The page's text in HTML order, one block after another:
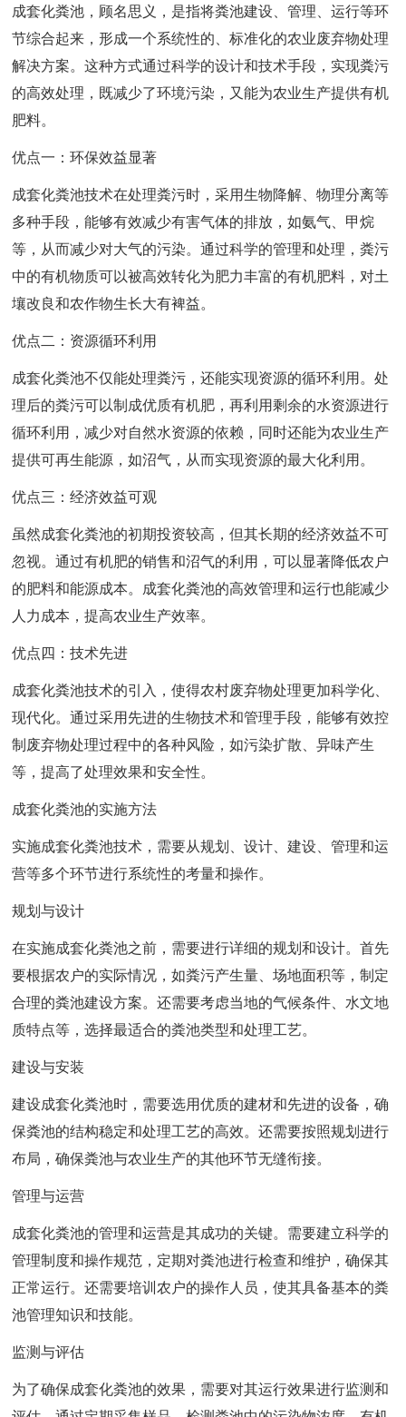
成套化粪池，顾名思义，是指将粪池建设、管理、运行等环
节综合起来，形成一个系统性的、标准化的农业废弃物处理
解决方案。这种方式通过科学的设计和技术手段，实现粪污
的高效处理，既减少了环境污染，又能为农业生产提供有机
肥料。
优点一：环保效益显著
成套化粪池技术在处理粪污时，采用生物降解、物理分离等
多种手段，能够有效减少有害气体的排放，如氨气、甲烷
等，从而减少对大气的污染。通过科学的管理和处理，粪污
中的有机物质可以被高效转化为肥力丰富的有机肥料，对土
壤改良和农作物生长大有裨益。
优点二：资源循环利用
成套化粪池不仅能处理粪污，还能实现资源的循环利用。处
理后的粪污可以制成优质有机肥，再利用剩余的水资源进行
循环利用，减少对自然水资源的依赖，同时还能为农业生产
提供可再生能源，如沼气，从而实现资源的最大化利用。
优点三：经济效益可观
虽然成套化粪池的初期投资较高，但其长期的经济效益不可
忽视。通过有机肥的销售和沼气的利用，可以显著降低农户
的肥料和能源成本。成套化粪池的高效管理和运行也能减少
人力成本，提高农业生产效率。
优点四：技术先进
成套化粪池技术的引入，使得农村废弃物处理更加科学化、
现代化。通过采用先进的生物技术和管理手段，能够有效控
制废弃物处理过程中的各种风险，如污染扩散、异味产生
等，提高了处理效果和安全性。
成套化粪池的实施方法
实施成套化粪池技术，需要从规划、设计、建设、管理和运
营等多个环节进行系统性的考量和操作。
规划与设计
在实施成套化粪池之前，需要进行详细的规划和设计。首先
要根据农户的实际情况，如粪污产生量、场地面积等，制定
合理的粪池建设方案。还需要考虑当地的气候条件、水文地
质特点等，选择最适合的粪池类型和处理工艺。
建设与安装
建设成套化粪池时，需要选用优质的建材和先进的设备，确
保粪池的结构稳定和处理工艺的高效。还需要按照规划进行
布局，确保粪池与农业生产的其他环节无缝衔接。
管理与运营
成套化粪池的管理和运营是其成功的关键。需要建立科学的
管理制度和操作规范，定期对粪池进行检查和维护，确保其
正常运行。还需要培训农户的操作人员，使其具备基本的粪
池管理知识和技能。
监测与评估
为了确保成套化粪池的效果，需要对其运行效果进行监测和